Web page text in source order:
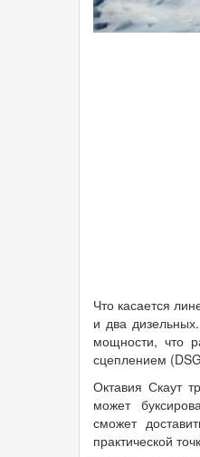
Что касается
и два
мощности, что
сцеплением
Октавия Скаут
может
сможет
практической